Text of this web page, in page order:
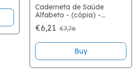
Caderneta de Saúde
Alfabeto - (cópia) -
(cópia)
€6,21 €7,76
Buy